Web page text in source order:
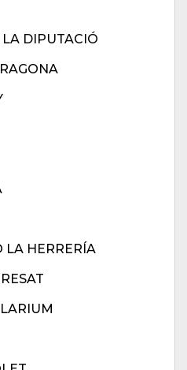
DIPUTACIÓ
LA HERRERÍA